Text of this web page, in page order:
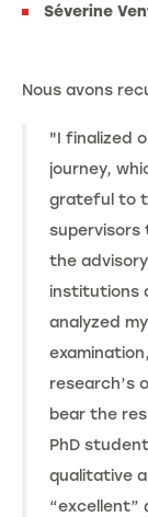
Séverine
Nous avons
"I finalized
journey,
grateful to
supervisors
the
institutions
analyzed
research’s
bear the
PhD
qualitative